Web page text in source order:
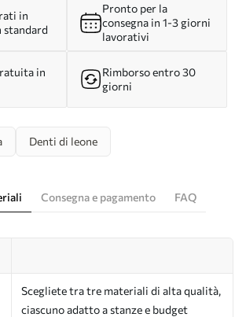
in
Pronto per la
consegna in 1-3 giorni
lavorativi
in
Rimborso entro 30
giorni
Denti di leone
Consegna e pagamento FAQ
Scegliete tra tre materiali di alta qualità,
ciascuno adatto a stanze e budget